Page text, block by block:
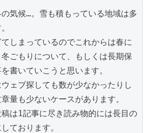
気候…。雪も積もっている地域は多
しまっているのでこれからは春に
ごもりについて、もしくは長期保
書いていこうと思います。
ェブ探しても数が少なかったりし
量も少ないケースがあります。
は1記事に尽き読み物的には長目の
ております。